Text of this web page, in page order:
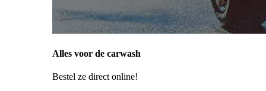
Alles voor de carwash
Bestel ze direct online!